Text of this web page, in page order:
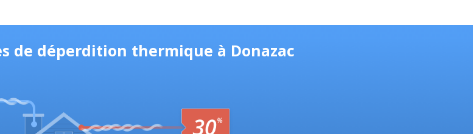
de déperdition thermique à Donazac